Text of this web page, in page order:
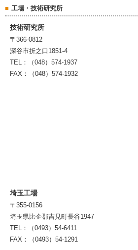
工場・技術研究所
技術研究所
〒366-0812
深谷市折之口1851-4
TEL：（048）574-1937
FAX：（048）574-1932
埼玉工場
〒355-0156
埼玉県比企郡吉見町長谷1947
TEL：（0493）54-6411
FAX：（0493）54-1291